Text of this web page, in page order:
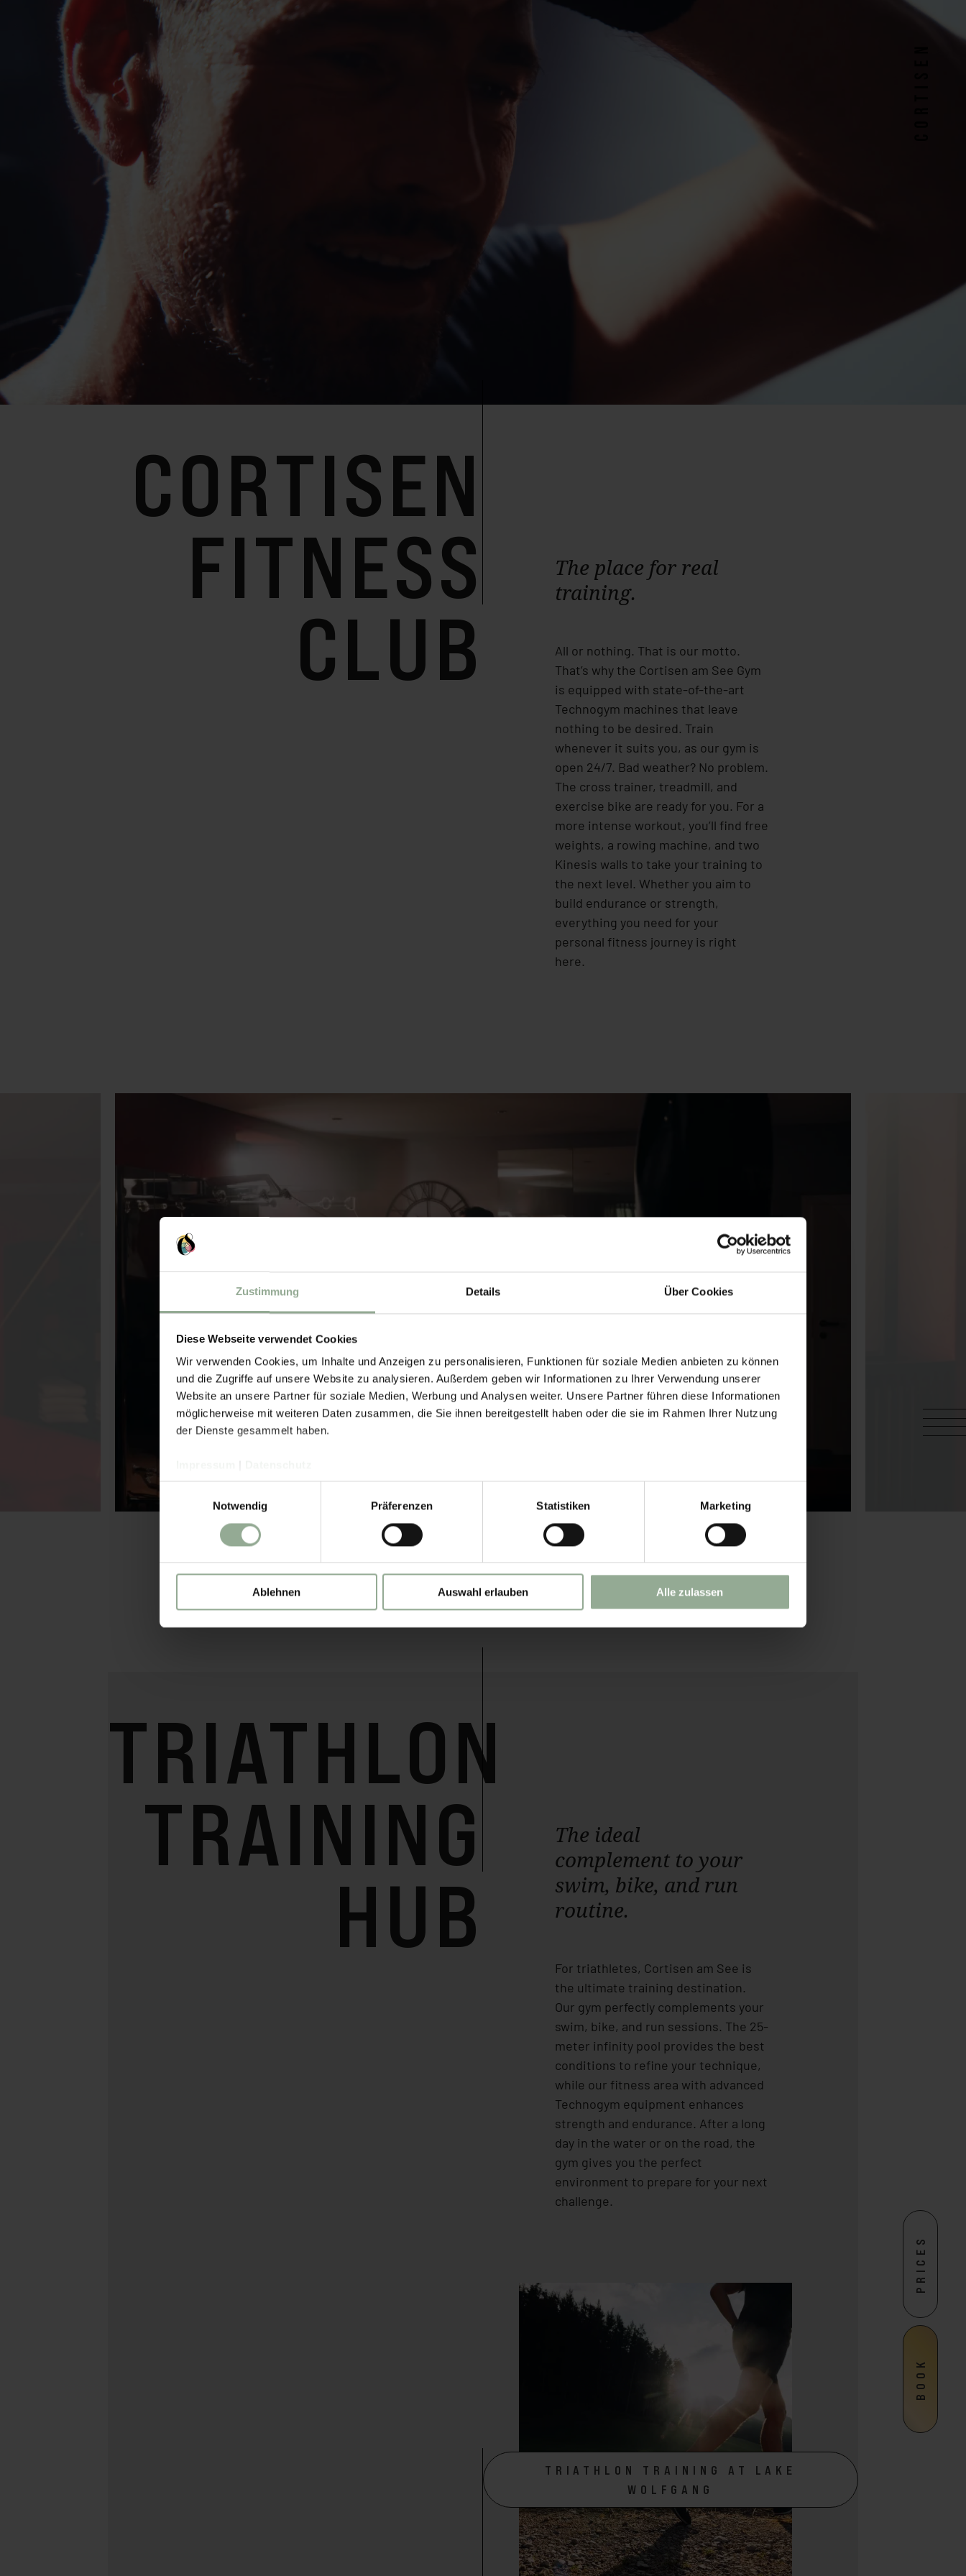
Zustimmung Details Über Cookies
Diese Webseite verwendet Cookies
Wir verwenden Cookies, um Inhalte und Anzeigen zu personalisieren, Funktionen für soziale Medien anbieten zu können
und die Zugriffe auf unsere Website zu analysieren. Außerdem geben wir Informationen zu Ihrer Verwendung unserer
Website an unsere Partner für soziale Medien, Werbung und Analysen weiter. Unsere Partner führen diese Informationen
möglicherweise mit weiteren Daten zusammen, die Sie ihnen bereitgestellt haben oder die sie im Rahmen Ihrer Nutzung
der Dienste gesammelt haben.
Notwendig
Präferenzen Statistiken Marketing
Ablehnen Auswahl erlauben Alle zulassen
PRICES
BOOK
CORTISEN
FITNESS
CLUB
The place for real
training.
All or nothing. That is our motto.
That’s why the Cortisen am See Gym
is equipped with state-of-the-art
Technogym machines that leave
nothing to be desired. Train
whenever it suits you, as our gym is
open 24/7. Bad weather? No problem.
The cross trainer, treadmill, and
exercise bike are ready for you. For a
more intense workout, you’ll find free
weights, a rowing machine, and two
Kinesis walls to take your training to
the next level. Whether you aim to
build endurance or strength,
everything you need for your
personal fitness journey is right
here.
BOOK NOW
TRIATHLON
TRAINING
HUB
The ideal
complement to your
swim, bike, and run
routine.
For triathletes, Cortisen am See is
the ultimate training destination.
Our gym perfectly complements your
swim, bike, and run sessions. The 25-
meter infinity pool provides the best
conditions to refine your technique,
while our fitness area with advanced
Technogym equipment enhances
strength and endurance. After a long
day in the water or on the road, the
gym gives you the perfect
environment to prepare for your next
challenge.
TRIATHLON TRAINING AT LAKE
WOLFGANG